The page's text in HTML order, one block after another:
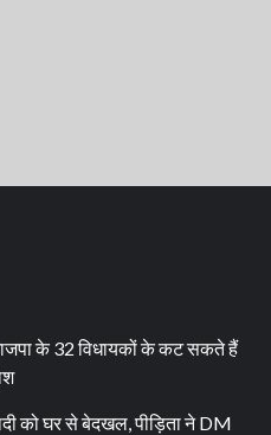
के 32 विधायकों के कट सकते हैं
को घर से बेदखल, पीड़िता ने DM